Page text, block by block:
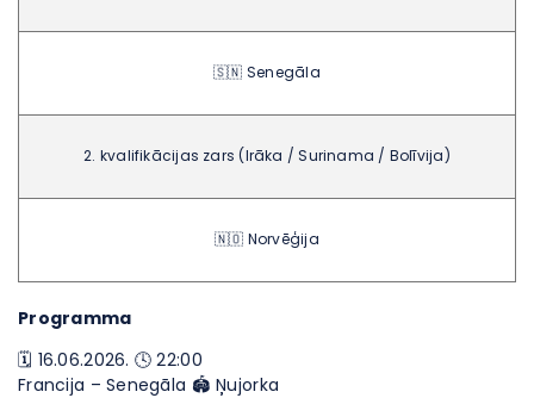
🇸🇳 Senegāla
2. kvalifikācijas zars (Irāka / Surinama / Bolīvija)
🇳🇴 Norvēģija
Programma
🗓️ 16.06.2026. 🕓 22:00
Francija – Senegāla 🏟 Ņujorka